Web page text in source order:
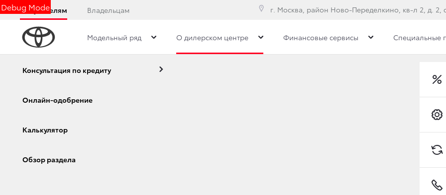
Debug Mode
Покупателям Владельцам г. Москва, район Ново-Переделкино, кв-л 2, д. 2,
Модельный ряд О дилерском центре
Контакты
Реализация отзывной кампании для некоторых автомобилей Toyota 20 мая
Преимущества дилерского центра
Финансовые сервисы
Консультация по кредиту
Онлайн-одобрение
Калькулятор
Обзор раздела
Специальные
Контакты Реализация отзывной кампании для некоторых автомобилей Toyota 20 мая
ДОПОЛНИТЕЛЬНЫЕ УСЛУГИ
26 июля 2017 г.